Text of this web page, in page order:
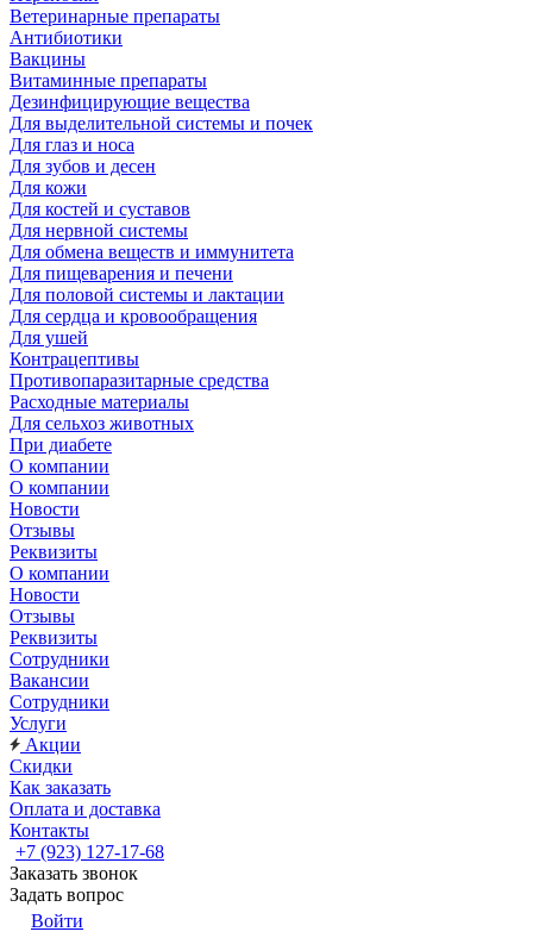
Ветеринарные препараты
Антибиотики
Вакцины
Витаминные препараты
Дезинфицирующие вещества
Для выделительной системы и почек
Для глаз и носа
Для зубов и десен
Для кожи
Для костей и суставов
Для нервной системы
Для обмена веществ и иммунитета
Для пищеварения и печени
Для половой системы и лактации
Для сердца и кровообращения
Для ушей
Контрацептивы
Противопаразитарные средства
Расходные материалы
Для сельхоз животных
При диабете
О компании
О компании
Новости
Отзывы
Реквизиты
О компании
Новости
Отзывы
Реквизиты
Сотрудники
Вакансии
Сотрудники
Услуги
Акции
Скидки
Как заказать
Оплата и доставка
Контакты
+7 (923) 127-17-68
Заказать звонок
Задать вопрос
Войти